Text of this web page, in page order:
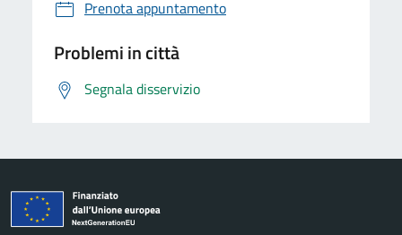
Prenota appuntamento
Problemi in città
Segnala disservizio